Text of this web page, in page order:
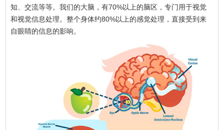
知、交流等等。我们的大脑，有70%以上的脑区，专门用于视觉
和视觉信息处理。整个身体约80%以上的感觉处理，直接受到来
自眼睛的信息的影响。